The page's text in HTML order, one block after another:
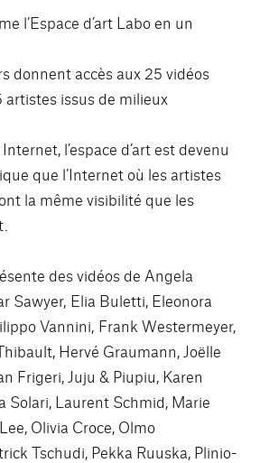
l’Espace d’art Labo en un
donnent accès aux 25 vidéos
artistes issus de milieux
l’espace d’art est devenu
que l’Internet où les artistes
la même visibilité que les
des vidéos de Angela
Sawyer, Elia Buletti, Eleonora
Vannini, Frank Westermeyer,
Hervé Graumann, Joëlle
Frigeri, Juju & Piupiu, Karen
Solari, Laurent Schmid, Marie
Olivia Croce, Olmo
Tschudi, Pekka Ruuska, Plinio-